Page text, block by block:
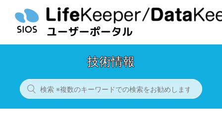
技術情報